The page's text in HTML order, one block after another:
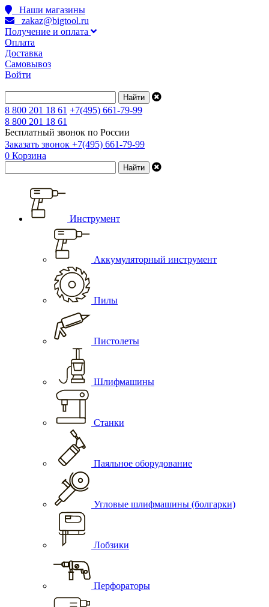
Наши магазины
zakaz@bigtool.ru
Получение и оплата
Оплата
Доставка
Самовывоз
Войти
8 800 201 18 61 +7(495) 661-79-99
8 800 201 18 61
Бесплатный звонок по России
Заказать звонок +7(495) 661-79-99
0 Корзина
Инструмент
Аккумуляторный инструмент
Пилы
Пистолеты
Шлифмашины
Станки
Паяльное оборудование
Угловые шлифмашины (болгарки)
Лобзики
Перфораторы